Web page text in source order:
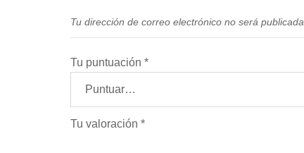
Tu dirección de correo electrónico no será publicada.
Tu puntuación *
Tu valoración *